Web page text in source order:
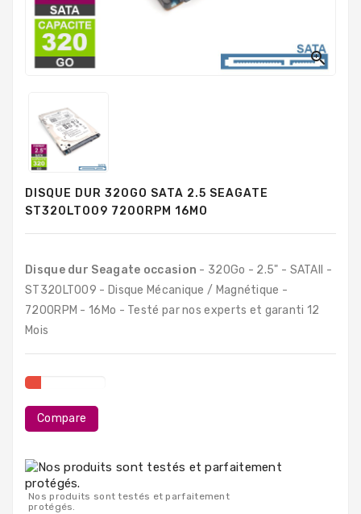
Tout-
Processeurs
Mémoires
RAM
Disques
Durs
PC
Composants
Portables

DISQUE DUR 320GO SATA 2.5 SEAGATE
ST320LT009 7200RPM 16MO
Disque dur Seagate occasion - 320Go - 2.5" - SATAII -
ST320LT009 - Disque Mécanique / Magnétique -
7200RPM - 16Mo - Testé par nos experts et garanti 12
Mois
Compare
Nos produits sont testés et parfaitement
protégés.